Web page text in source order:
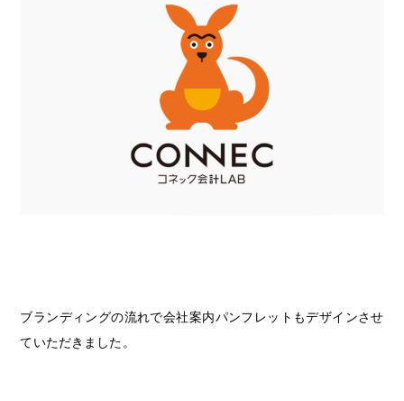
ブランディングの流れで会社案内パンフレットもデザインさせ
ていただきました。